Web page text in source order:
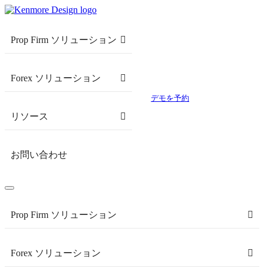
Prop Firm ソリューション
Forex ソリューション
リソース
お問い合わせ
デモを予約
Prop Firm ソリューション
Forex ソリューション